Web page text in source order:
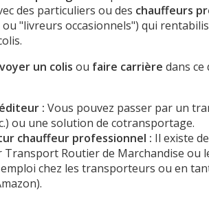
des particuliers ou des chauffeurs
"livreurs occasionnels") qui
un colis ou faire carrière dans ce
: Vous pouvez passer par un
ou une solution de cotransportage.
chauffeur professionnel : Il existe
Transport Routier de Marchandise ou
chez les transporteurs ou en